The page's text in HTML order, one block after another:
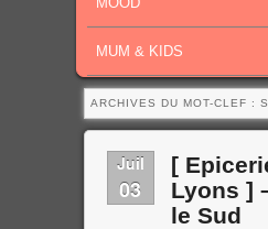
MUM & KIDS
ARCHIVES DU MOT-CLEF :
Juil
03
[
Lyons ]
le Sud